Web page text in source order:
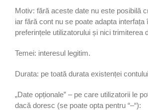
Motiv: fără aceste date nu este posibilă
iar fără cont nu se poate adapta interfața
preferințele utilizatorului și nici trimiterea
Temei: interesul legitim.
Durata: pe toată durata existenței
„Date opționale” – pe care utilizatorii le
dacă doresc (se poate opta pentru “–“):